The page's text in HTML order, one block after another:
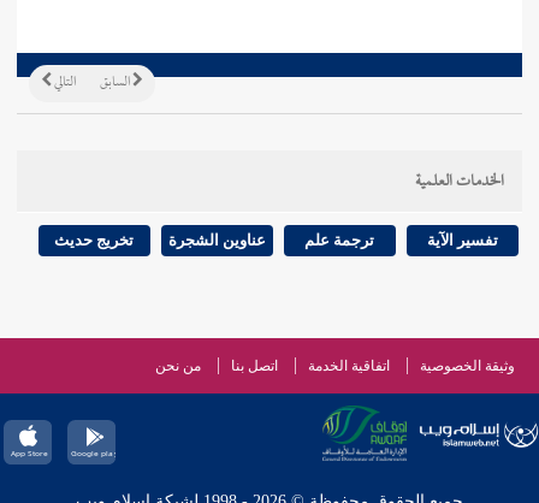
التالي السابق
الخدمات العلمية
تفسير الآية ترجمة علم عناوين الشجرة تخريج حديث
وثيقة الخصوصية اتفاقية الخدمة اتصل بنا من نحن